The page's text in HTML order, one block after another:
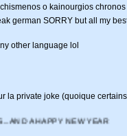
o kainourgios
german SORRY but all my
other language lol
la private joke (quoique
YEAR